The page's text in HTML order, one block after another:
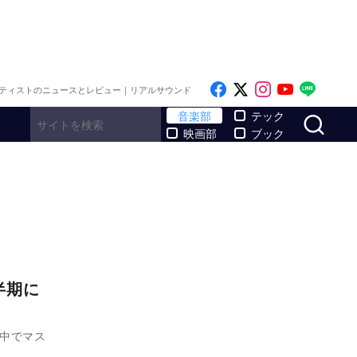
ィストのニュースとレビュー｜リアルサウンド Like on Facebook
Follow on x
Follow on
Follow
音楽部
映画部
テック
ブック
に
でマス